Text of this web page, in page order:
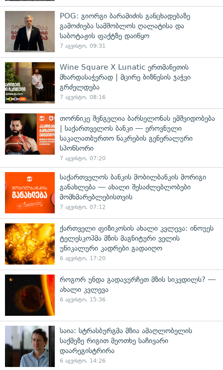
POG: გიორგი ბარამიძის განცხადებაზე
გამოძიება სამშობლოს ღალატისა და
საბოტაჟის ფაქტზე დაიწყო
7 აგვისტო, 09:31
Wine Square X Lunatic ერთმანეთის
მხარდასაჭერად | მცირე ბიზნესის ჯაჭვი
გრძელდება
7 აგვისტო, 08:16
თორნიკე შენგელია ბარსელონას ემშვიდობება
| საქართველოს ბანკი — ეროვნული
საკალათბურთო ნაკრების გენერალური
სპონსორი
7 აგვისტო, 07:20
საქართველოს ბანკის მობილბანკის მორიგი
განახლება — ახალი შესაძლებლობები
მომხმარებლებისთვის
7 აგვისტო, 07:12
ქართველი ფიზიკოსის ახალი კვლევა: ინოუეს
ტელესკოპმა მზის მაგნიტური ველის
უნიკალური კადრები გადაიღო
6 აგვისტო, 17:20
როგორ უნდა გადავურჩეთ მზის სიკვდილს? —
ახალი კვლევა
6 აგვისტო, 15:36
საია: სტრასბურგმა მზია ამაღლობელის
საქმეზე რიგით მეოთხე საჩივარი
დაარეგისტრირა
6 აგვისტო, 14:26